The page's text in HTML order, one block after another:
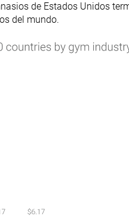
de Estados Unidos
del mundo.